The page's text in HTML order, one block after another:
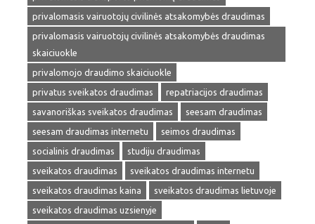
privalomasis vairuotojų civilinės atsakomybės draudimas
privalomasis vairuotojų civilinės atsakomybės draudimas
skaiciuokle
privalomojo draudimo skaiciuokle
privatus sveikatos draudimas
repatriacijos draudimas
savanoriškas sveikatos draudimas
seesam draudimas
seesam draudimas internetu
seimos draudimas
socialinis draudimas
studiju draudimas
sveikatos draudimas
sveikatos draudimas internetu
sveikatos draudimas kaina
sveikatos draudimas lietuvoje
sveikatos draudimas uzsienyje